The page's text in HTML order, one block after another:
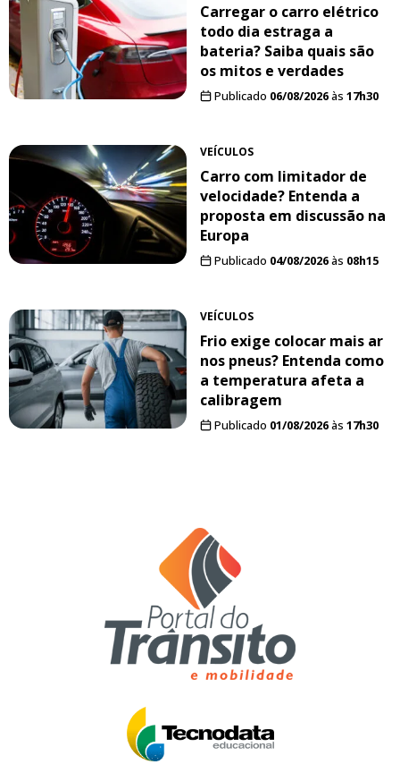
Carregar o carro elétrico
todo dia estraga a
bateria? Saiba quais são
os mitos e verdades
Publicado 06/08/2026às 17h30
VEÍCULOS
Carro com limitador de
velocidade? Entenda a
proposta em discussão na
Europa
Publicado 04/08/2026às 08h15
VEÍCULOS
Frio exige colocar mais ar
nos pneus? Entenda como
a temperatura afeta a
calibragem
Publicado 01/08/2026às 17h30